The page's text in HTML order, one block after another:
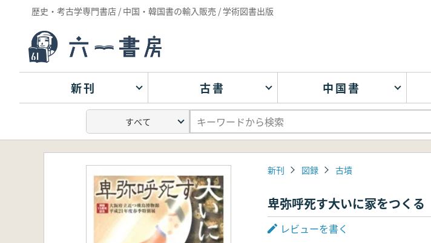
歴史・考古学専門書店 / 中国・韓国書の輸入販売 / 学術図書出版
新刊 古書 中国書
新刊 図録 古墳
卑弥呼死す大いに冢をつく
レビューを書く